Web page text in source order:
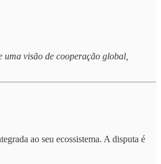
visão de cooperação global,
ao seu ecossistema. A disputa é